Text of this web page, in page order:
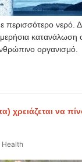
περισσότερο νερό.
οργανισμό.
χρειάζεται να
Health